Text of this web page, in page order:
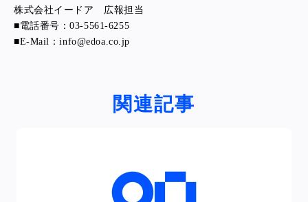
株式会社イードア 広報担当
■電話番号：03-5561-6255
■E-Mail：info@edoa.co.jp
関連記事